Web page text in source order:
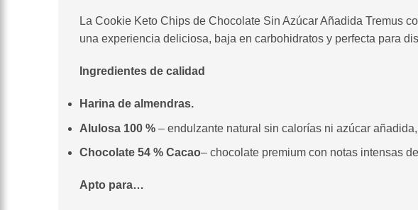
La Cookie Keto Chips de Chocolate Sin Azúcar Añadida Tremus
una experiencia deliciosa, baja en carbohidratos y perfecta para
Ingredientes de calidad
Harina de almendras.
Alulosa 100 % – endulzante natural sin calorías ni azúcar
Chocolate 54 % Cacao– chocolate premium con notas intensas
Apto para…